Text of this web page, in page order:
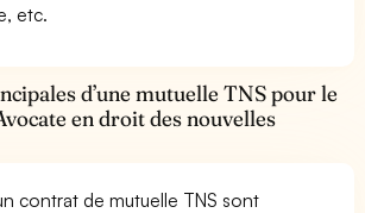
etc.
d’une mutuelle TNS pour le
en droit des nouvelles
contrat de mutuelle TNS sont